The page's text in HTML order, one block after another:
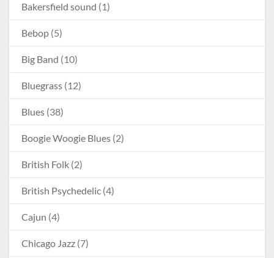
Bakersfield sound (1)
Bebop (5)
Big Band (10)
Bluegrass (12)
Blues (38)
Boogie Woogie Blues (2)
British Folk (2)
British Psychedelic (4)
Cajun (4)
Chicago Jazz (7)